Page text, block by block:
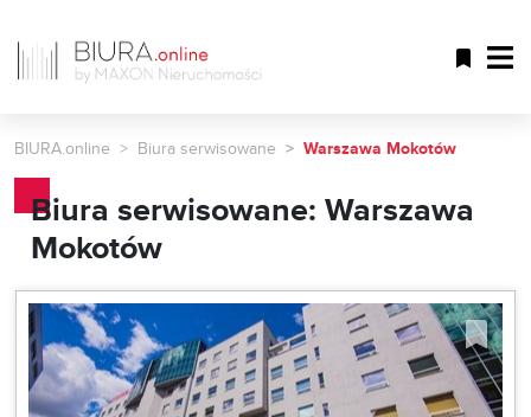
BIURA.online Biura serwisowane Warszawa Mokotów
Biura serwisowane: Warszawa
Mokotów